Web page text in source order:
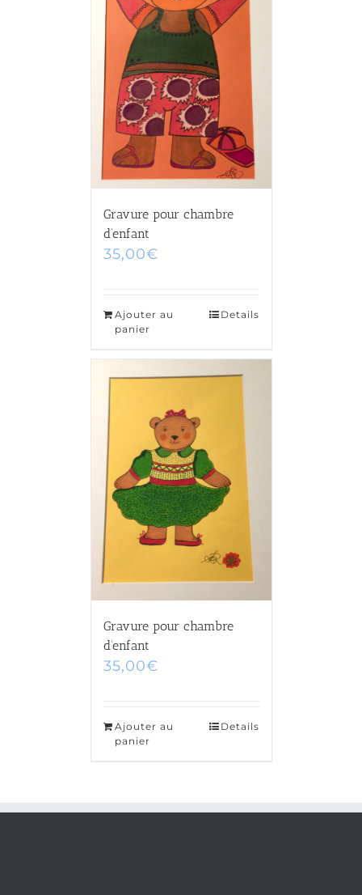
Gravure pour chambre
d’enfant
35,00€
Ajouter au
panier
Details
Gravure pour chambre
d’enfant
35,00€
Ajouter au
panier
Details